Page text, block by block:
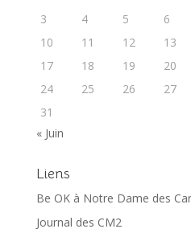
3
4 5 6
10
11 12 13
17
18 19 20
24
25 26 27
31
« Juin
Liens
Be OK à Notre Dame des
Journal des CM2